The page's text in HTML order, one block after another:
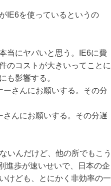
IE6を使っているというの
当にヤバいと思う。IE6に費
のコストが大きいってことに
も影響する。
さんにお願いする。その分
んにお願いする。その分遅
いんだけど、他の所でもこう
進歩が速いせいで、日本の企
けども、とにかく非効率の一